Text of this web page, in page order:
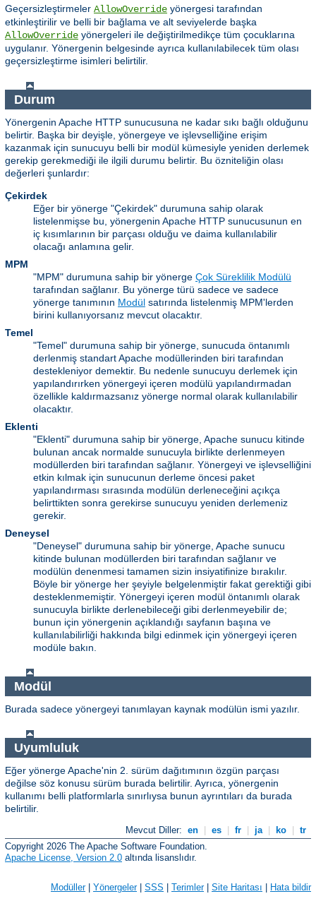
Geçersizleştirmeler AllowOverride yönergesi tarafından
etkinleştirilir ve belli bir bağlama ve alt seviyelerde başka
AllowOverride yönergeleri ile değiştirilmedikçe tüm çocuklarına
uygulanır. Yönergenin belgesinde ayrıca kullanılabilecek tüm olası
geçersizleştirme isimleri belirtilir.
Durum
Yönergenin Apache HTTP sunucusuna ne kadar sıkı bağlı olduğunu
belirtir. Başka bir deyişle, yönergeye ve işlevselliğine erişim
kazanmak için sunucuyu belli bir modül kümesiyle yeniden derlemek
gerekip gerekmediği ile ilgili durumu belirtir. Bu özniteliğin olası
değerleri şunlardır:
Çekirdek
Eğer bir yönerge "Çekirdek" durumuna sahip olarak
listelenmişse bu, yönergenin Apache HTTP sunucusunun en
iç kısımlarının bir parçası olduğu ve daima kullanılabilir
olacağı anlamına gelir.
MPM
"MPM" durumuna sahip bir yönerge Çok Süreklilik Modülü
tarafından sağlanır. Bu yönerge türü sadece ve sadece
yönerge tanımının Modül satırında listelenmiş MPM'lerden
birini kullanıyorsanız mevcut olacaktır.
Temel
"Temel" durumuna sahip bir yönerge, sunucuda öntanımlı
derlenmiş standart Apache modüllerinden biri tarafından
destekleniyor demektir. Bu nedenle sunucuyu derlemek için
yapılandırırken yönergeyi içeren modülü yapılandırmadan
özellikle kaldırmazsanız yönerge normal olarak kullanılabilir
olacaktır.
Eklenti
"Eklenti" durumuna sahip bir yönerge, Apache sunucu kitinde
bulunan ancak normalde sunucuyla birlikte derlenmeyen
modüllerden biri tarafından sağlanır. Yönergeyi ve işlevselliğini
etkin kılmak için sunucunun derleme öncesi paket
yapılandırması sırasında modülün derleneceğini açıkça
belirttikten sonra gerekirse sunucuyu yeniden derlemeniz
gerekir.
Deneysel
"Deneysel" durumuna sahip bir yönerge, Apache sunucu
kitinde bulunan modüllerden biri tarafından sağlanır ve
modülün denenmesi tamamen sizin insiyatifinize bırakılır.
Böyle bir yönerge her şeyiyle belgelenmiştir fakat gerektiği gibi
desteklenmemiştir. Yönergeyi içeren modül öntanımlı olarak
sunucuyla birlikte derlenebileceği gibi derlenmeyebilir de;
bunun için yönergenin açıklandığı sayfanın başına ve
kullanılabilirliği hakkında bilgi edinmek için yönergeyi içeren
modüle bakın.
Modül
Burada sadece yönergeyi tanımlayan kaynak modülün ismi yazılır.
Uyumluluk
Eğer yönerge Apache'nin 2. sürüm dağıtımının özgün parçası
değilse söz konusu sürüm burada belirtilir. Ayrıca, yönergenin
kullanımı belli platformlarla sınırlıysa bunun ayrıntıları da burada
belirtilir.
Mevcut Diller: en es fr ja ko
tr
Copyright 2026 The Apache Software Foundation.
Apache License, Version 2.0 altında lisanslıdır.
Modüller| Yönergeler| SSS Terimler| Site Haritası Hata bildir